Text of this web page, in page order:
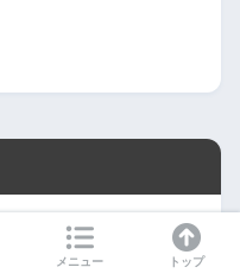
メニュー トップ